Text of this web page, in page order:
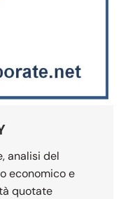
analisi del
economico e
quotate